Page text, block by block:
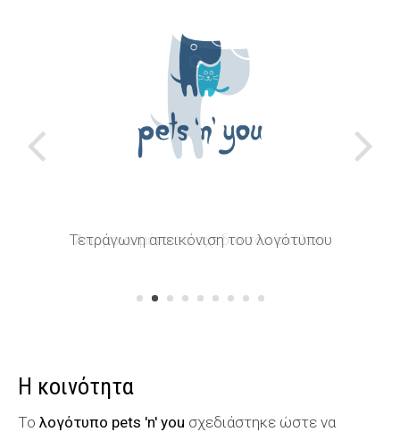
Απομονωμένο το σχέδιο του σκύλου
Η κοινότητα
Το λογότυπο pets 'n' you σχεδιάστηκε ώστε να